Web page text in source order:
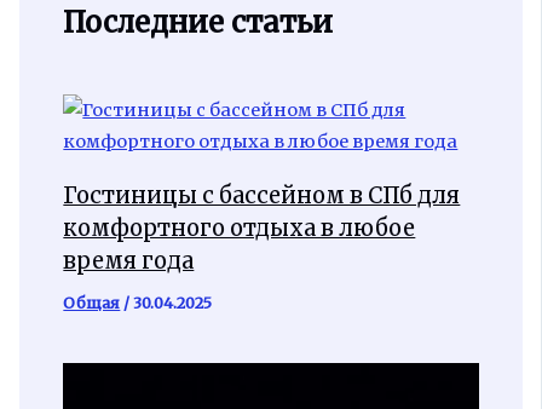
Последние статьи
Гостиницы с бассейном в СПб для
комфортного отдыха в любое
время года
Общая /30.04.2025